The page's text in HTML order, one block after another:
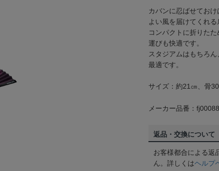
カバンに忍ばせてお
よい風を届けてくれる
コンパクトに折りた
運びも快適です。
スタジアムはもちろ
最適です。
サイズ：約21㎝、骨
メーカー品番：
返品・交換について
お客様都合による返
ん。詳しくはヘルプ